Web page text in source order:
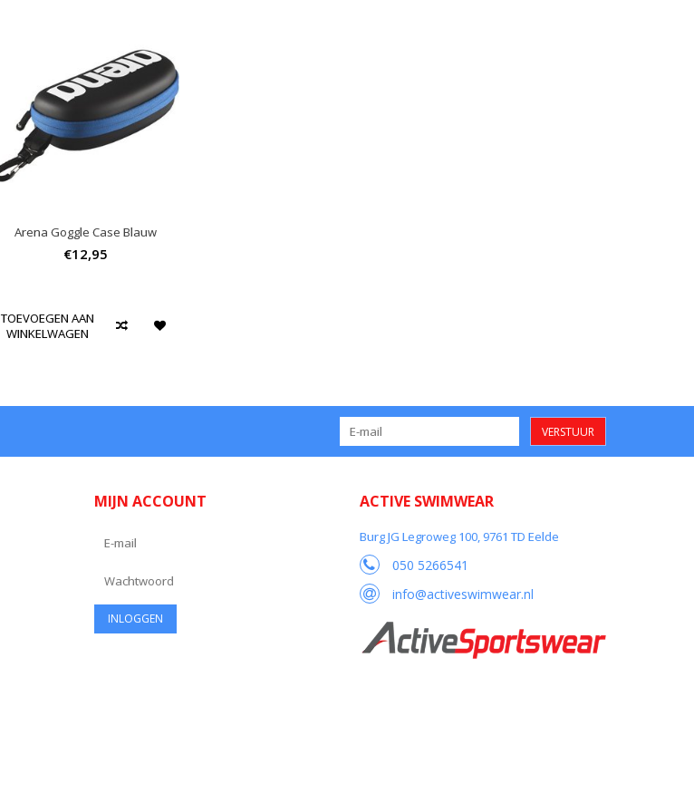
Arena Goggle Case Blauw
€12,95
TOEVOEGEN AAN
WINKELWAGEN
VERSTUUR
MIJN ACCOUNT ACTIVE SWIMWEAR
Burg JG Legroweg 100, 9761 TD Eelde
050 5266541
info@activeswimwear.nl